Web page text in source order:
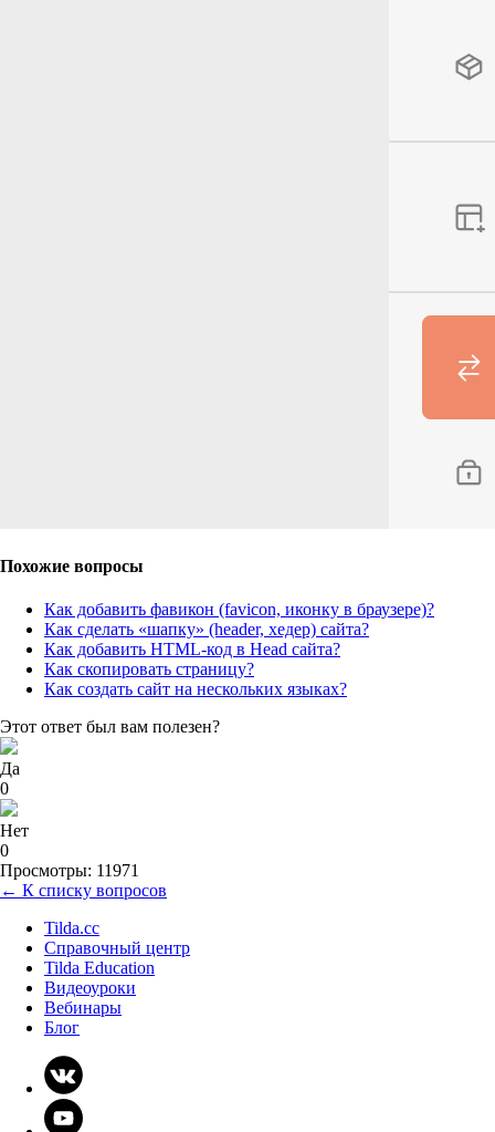
Похожие вопросы
Как добавить фавикон (favicon, иконку в браузере)?
Как сделать «шапку» (header, хедер) сайта?
Как добавить HTML-код в Head сайта?
Как скопировать страницу?
Как создать сайт на нескольких языках?
Этот ответ был вам полезен?
Да
0
Нет
0
Просмотры: 11971
← К списку вопросов
Tilda.cc
Справочный центр
Tilda Education
Видеоуроки
Вебинары
Блог